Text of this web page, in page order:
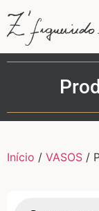
Início / VASOS /